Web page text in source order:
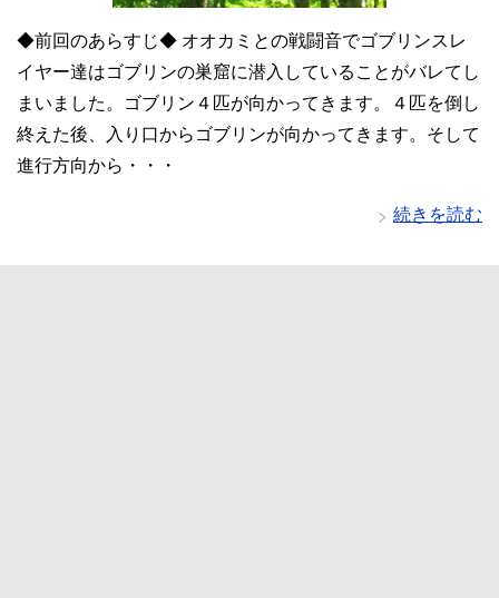
◆前回のあらすじ◆ オオカミとの戦闘音でゴブリンスレ
イヤー達はゴブリンの巣窟に潜入していることがバレてし
まいました。ゴブリン４匹が向かってきます。４匹を倒し
終えた後、入り口からゴブリンが向かってきます。そして
進行方向から・・・
続きを読む